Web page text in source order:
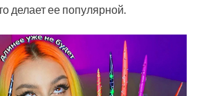
делает ее популярной.